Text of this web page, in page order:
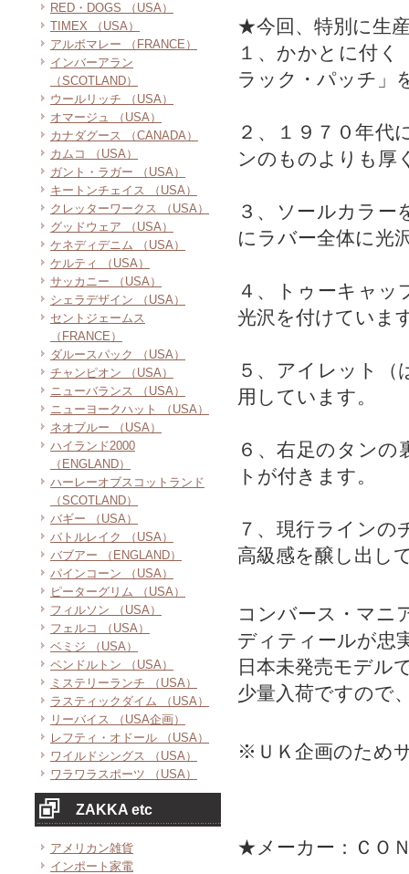
RED・DOGS （USA）
TIMEX （USA）
アルボマレー （FRANCE）
インバーアラン
（SCOTLAND）
ウールリッチ （USA）
オマージュ （USA）
カナダグース （CANADA）
カムコ （USA）
ガント・ラガー （USA）
キートンチェイス （USA）
クレッターワークス （USA）
グッドウェア （USA）
ケネディデニム （USA）
ケルティ （USA）
サッカニー （USA）
シェラデザイン （USA）
セントジェームス
（FRANCE）
ダルースパック （USA）
チャンピオン （USA）
ニューバランス （USA）
ニューヨークハット （USA）
ネオブルー （USA）
ハイランド2000
（ENGLAND）
ハーレーオブスコットランド
（SCOTLAND）
バギー （USA）
バトルレイク （USA）
バブアー （ENGLAND）
パインコーン （USA）
ピーターグリム （USA）
フィルソン （USA）
フェルコ （USA）
ベミジ （USA）
ペンドルトン （USA）
ミステリーランチ （USA）
ラスティックダイム （USA）
リーバイス （USA企画）
レフティ・オドール （USA）
ワイルドシングス （USA）
ワラワラスポーツ （USA）
ZAKKA etc
アメリカン雑貨
インポート家電
★今回、特別に生
１、かかとに付く
ラック・パッチ」
２、１９７０年代
ンのものよりも厚
３、ソールカラー
にラバー全体に光
４、トゥーキャッ
光沢を付けていま
５、アイレット（
用しています。
６、右足のタン
トが付きます。
７、現行ラインの
高級感を醸し出し
コンバース・マニ
ディティールが忠
日本未発売モデル
少量入荷ですので
※ＵＫ企画のため
★メーカー：ＣＯ